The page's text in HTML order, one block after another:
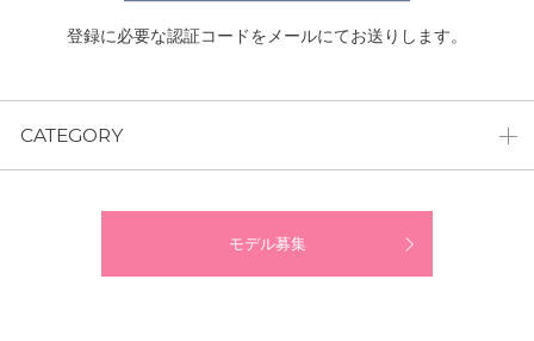
登録に必要な認証コードをメールにてお送りします。
CATEGORY
モデル募集